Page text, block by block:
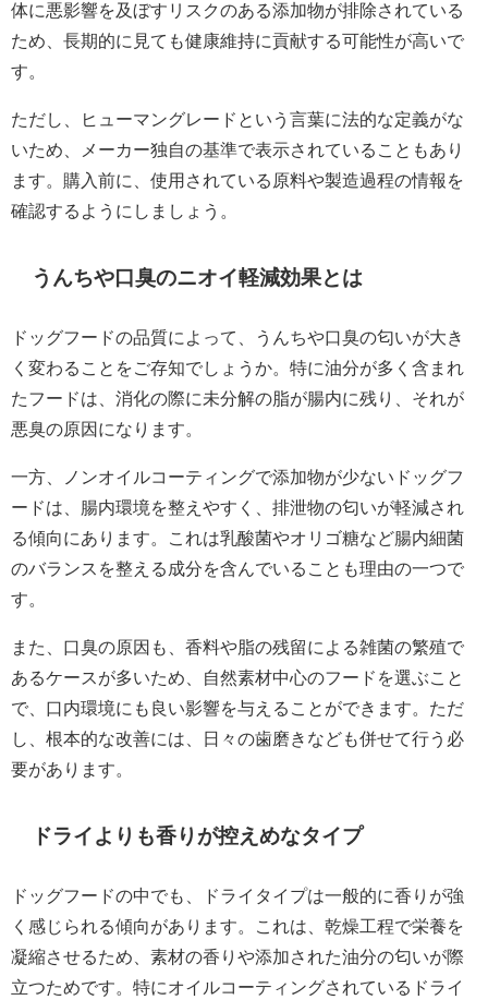
体に悪影響を及ぼすリスクのある添加物が排除されている
ため、長期的に見ても健康維持に貢献する可能性が高いで
す。
ただし、ヒューマングレードという言葉に法的な定義がな
いため、メーカー独自の基準で表示されていることもあり
ます。購入前に、使用されている原料や製造過程の情報を
確認するようにしましょう。
うんちや口臭のニオイ軽減効果とは
ドッグフードの品質によって、うんちや口臭の匂いが大き
く変わることをご存知でしょうか。特に油分が多く含まれ
たフードは、消化の際に未分解の脂が腸内に残り、それが
悪臭の原因になります。
一方、ノンオイルコーティングで添加物が少ないドッグフ
ードは、腸内環境を整えやすく、排泄物の匂いが軽減され
る傾向にあります。これは乳酸菌やオリゴ糖など腸内細菌
のバランスを整える成分を含んでいることも理由の一つで
す。
また、口臭の原因も、香料や脂の残留による雑菌の繁殖で
あるケースが多いため、自然素材中心のフードを選ぶこと
で、口内環境にも良い影響を与えることができます。ただ
し、根本的な改善には、日々の歯磨きなども併せて行う必
要があります。
ドライよりも香りが控えめなタイプ
ドッグフードの中でも、ドライタイプは一般的に香りが強
く感じられる傾向があります。これは、乾燥工程で栄養を
凝縮させるため、素材の香りや添加された油分の匂いが際
立つためです。特にオイルコーティングされているドライ